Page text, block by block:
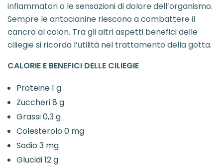
infiammatori o le sensazioni di dolore dell’organismo.
Sempre le antocianine riescono a combattere il
cancro al colon. Tra gli altri aspetti benefici delle
ciliegie si ricorda l’utilità nel trattamento della gotta.
CALORIE E BENEFICI DELLE CILIEGIE
Proteine 1 g
Zuccheri 8 g
Grassi 0,3 g
Colesterolo 0 mg
Sodio 3 mg
Glucidi 12 g